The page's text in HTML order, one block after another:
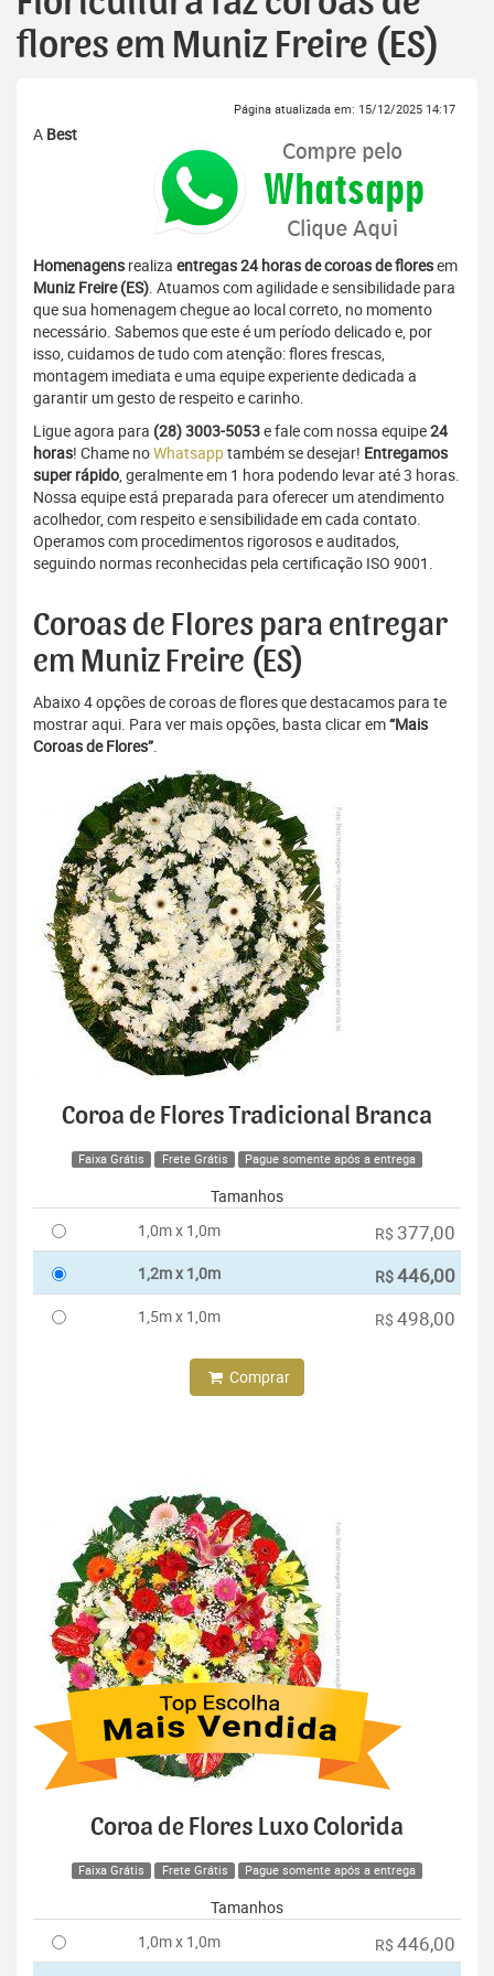
flores em Muniz Freire (ES)
Página atualizada em: 15/12/2025 14:17
A Best
Homenagens realiza entregas 24 horas de coroas de floresem
Muniz Freire (ES). Atuamos com agilidade e sensibilidade para
que sua homenagem chegue ao local correto, no momento
necessário. Sabemos que este é um período delicado e, por
isso, cuidamos de tudo com atenção: flores frescas,
montagem imediata e uma equipe experiente dedicada a
garantir um gesto de respeito e carinho.
Ligue agora para (28) 3003-5053e fale com nossa equipe24
horas! Chame noWhatsapptambém se desejar! Entregamos
super rápido, geralmente em 1 hora podendo levar até 3 horas.
Nossa equipe está preparada para oferecer um atendimento
acolhedor, com respeito e sensibilidade em cada contato.
Operamos com procedimentos rigorosos e auditados,
seguindo normas reconhecidas pela certificação ISO 9001.
Coroas de Flores para entregar
em Muniz Freire (ES)
Abaixo 4 opções de coroas de flores que destacamos para te
mostrar aqui. Para ver mais opções, basta clicar em“Mais
Coroas de Flores”.
Coroa de Flores Tradicional Branca
Faixa Grátis Frete Grátis Pague somente após a entrega
Tamanhos
1,0m x 1,0m
R$ 377,00
1,2m x 1,0m R$446,00
1,5m x 1,0m R$ 498,00
Comprar
Coroa de Flores Luxo Colorida
Faixa Grátis Frete Grátis Pague somente após a entrega
Tamanhos
1,0m x 1,0m
R$ 446,00